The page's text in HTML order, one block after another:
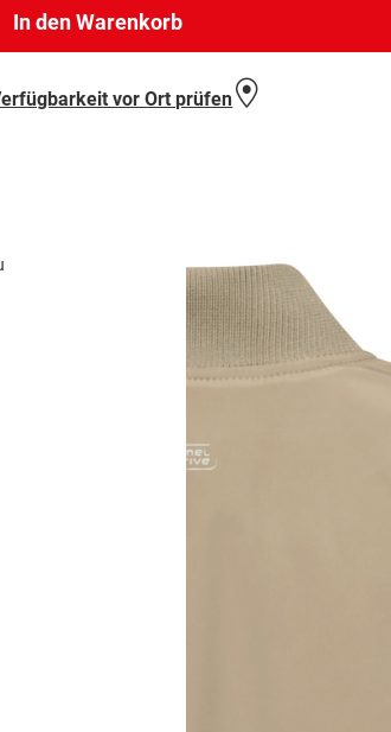
In den Warenkorb
vor Ort prüfen